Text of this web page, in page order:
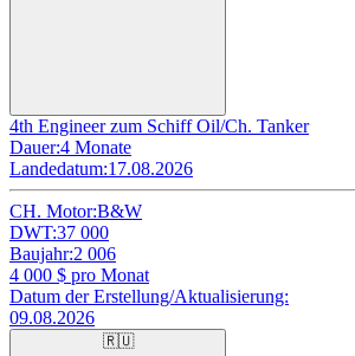
4th Engineer zum Schiff Oil/Ch. Tanker
Dauer:4 Monate
Landedatum:17.08.2026
CH. Motor:B&W
DWT:37 000
Baujahr:2 006
4 000 $ pro Monat
Datum der Erstellung/Aktualisierung:
09.08.2026
🇷🇺